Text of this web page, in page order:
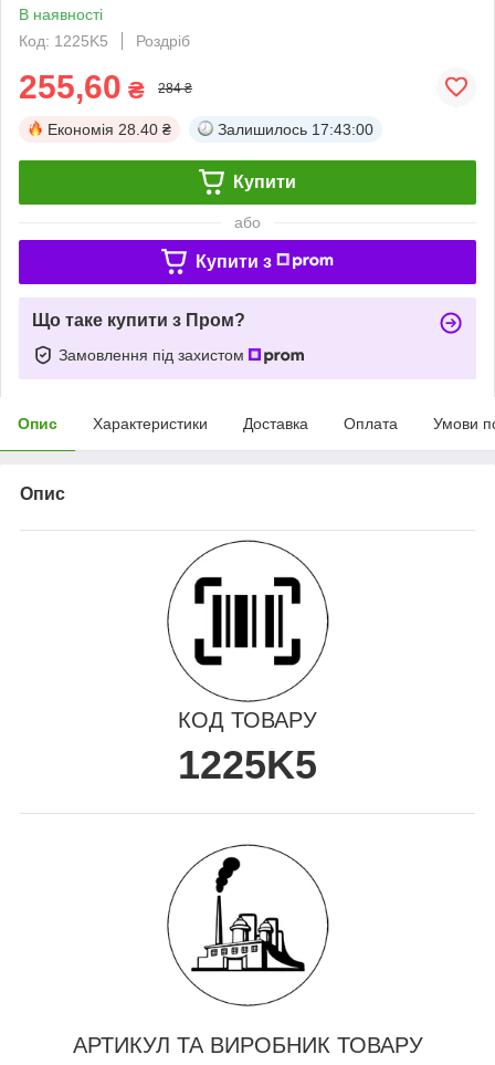
В наявності
Код: 1225K5
Роздріб
255,60 ₴ 284 ₴
Економія 28.40 ₴ Залишилось 17:42:59
Купити
або
Купити з
Що таке купити з Пром?
Замовлення під захистом
Опис Характеристики Доставка Оплата Умови
Опис
КОД ТОВАРУ
1225K5
АРТИКУЛ ТА ВИРОБНИК ТОВАРУ